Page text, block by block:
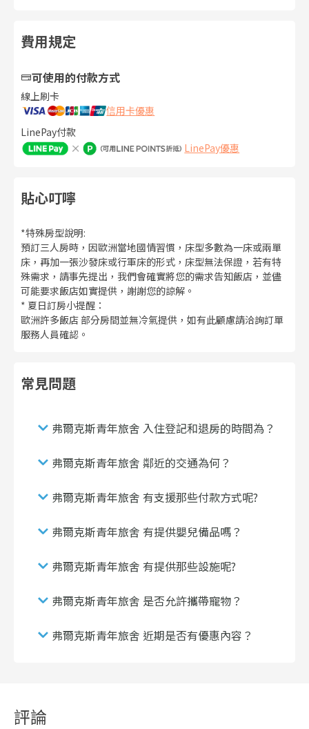
費用規定
可使用的付款方式
線上刷卡
信用卡優惠
LinePay付款
LinePay優惠
貼心叮嚀
*特殊房型說明:
預訂三人房時，因歐洲當地國情習慣，床型多數為一床或兩單
床，再加一張沙發床或行軍床的形式，床型無法保證，若有特
殊需求，請事先提出，我們會確實將您的需求告知飯店，並儘
可能要求飯店如實提供，謝謝您的諒解。
* 夏日訂房小提醒：
歐洲許多飯店 部分房間並無冷氣提供，如有此顧慮請洽詢訂單
服務人員確認。
常見問題
弗爾克斯青年旅舍 入住登記和退房的時間為？
弗爾克斯青年旅舍 鄰近的交通為何？
弗爾克斯青年旅舍 有支援那些付款方式呢?
弗爾克斯青年旅舍 有提供嬰兒備品嗎？
弗爾克斯青年旅舍 有提供那些設施呢?
弗爾克斯青年旅舍 是否允許攜帶寵物？
弗爾克斯青年旅舍 近期是否有優惠內容？
評論